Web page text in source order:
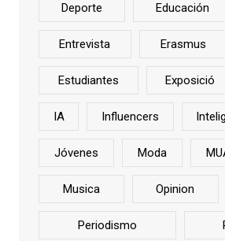
Deporte Educación
Entrevista Erasmus
Estudiantes Exposició
IA Influencers
Jóvenes Moda
Musica Opinion
Periodismo